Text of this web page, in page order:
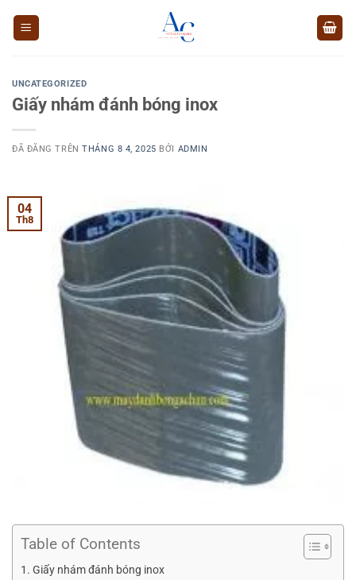
UNCATEGORIZED
Giấy nhám đánh bóng inox
ĐÃ ĐĂNG TRÊNTHÁNG 8 4, 2025 BỞI ADMIN
04
Th8
Table of Contents
Giấy nhám đánh bóng inox